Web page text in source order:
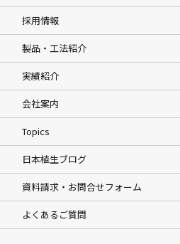
採用情報
製品・工法紹介
実績紹介
会社案内
Topics
日本植生ブログ
資料請求・お問合せフォーム
よくあるご質問